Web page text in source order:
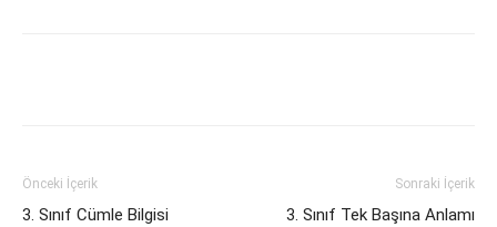
Önceki İçerik
3. Sınıf Cümle Bilgisi
Sonraki İçerik
3. Sınıf Tek Başına Anlamı